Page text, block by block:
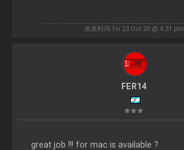
发表时间 Fri 23 Oct 20 @ 4:31 pm
FER14
great job !!! for mac is available ?